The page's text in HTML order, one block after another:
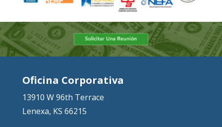
Oficina Corporativa
13910 W 96th Terrace
Lenexa, KS 66215